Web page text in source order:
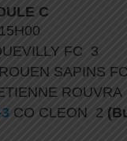
C
FC 3
ROUEN SAPINS
CO CLEON 2